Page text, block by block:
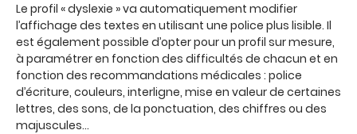
Le profil « dyslexie » va automatiquement modifier
l’affichage des textes en utilisant une police plus lisible. Il
est également possible d’opter pour un profil sur mesure,
à paramétrer en fonction des difficultés de chacun et en
fonction des recommandations médicales : police
d’écriture, couleurs, interligne, mise en valeur de certaines
lettres, des sons, de la ponctuation, des chiffres ou des
majuscules…